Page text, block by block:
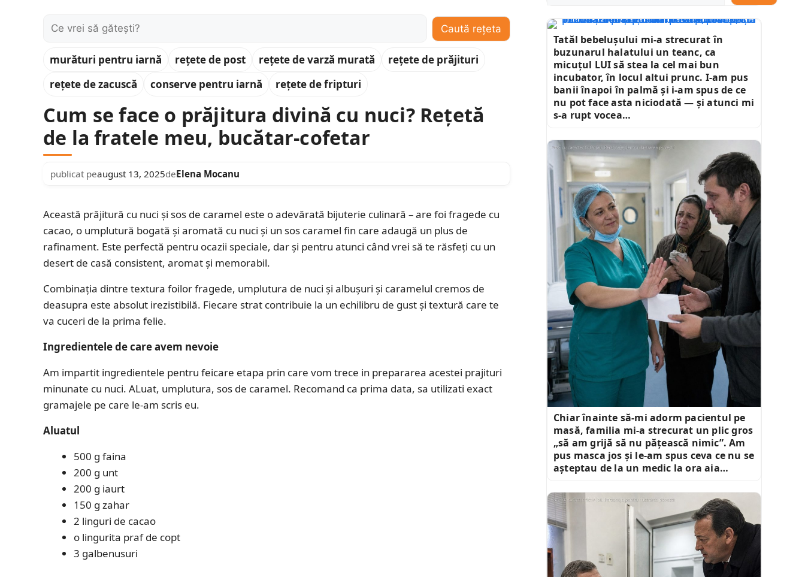
Caută: Caută rețeta
murături pentru iarnă rețete de post rețete de varză murată
rețete de prăjituri
rețete de zacuscă
conserve pentru iarnă rețete de fripturi
Cum se face o prăjitura divină cu nuci? Rețetă
de la fratele meu, bucătar-cofetar
publicat peaugust 13, 2025deElena Mocanu
Această prăjitură cu nuci și sos de caramel este o adevărată bijuterie culinară – are foi fragede cu
cacao, o umplutură bogată și aromată cu nuci și un sos caramel fin care adaugă un plus de
rafinament. Este perfectă pentru ocazii speciale, dar și pentru atunci când vrei să te răsfeți cu un
desert de casă consistent, aromat și memorabil.
Combinația dintre textura foilor fragede, umplutura de nuci și albușuri și caramelul cremos de
deasupra este absolut irezistibilă. Fiecare strat contribuie la un echilibru de gust și textură care te
va cuceri de la prima felie.
Ingredientele de care avem nevoie
Am impartit ingredientele pentru feicare etapa prin care vom trece in prepararea acestei prajituri
minunate cu nuci. ALuat, umplutura, sos de caramel. Recomand ca prima data, sa utilizati exact
gramajele pe care le-am scris eu.
Aluatul
500 g faina
200 g unt
200 g iaurt
150 g zahar
2 linguri de cacao
o lingurita praf de copt
3 galbenusuri
Tatăl bebelușului mi-a strecurat în
buzunarul halatului un teanc, ca
micuțul LUI să stea la cel mai bun
incubator, în locul altui prunc. I-am pus
banii înapoi în palmă și i-am spus de ce
nu pot face asta niciodată — și atunci mi
s-a rupt vocea…
Chiar înainte să-mi adorm pacientul pe
masă, familia mi-a strecurat un plic gros
„să am grijă să nu pățească nimic”. Am
pus masca jos și le-am spus ceva ce nu se
așteptau de la un medic la ora aia…